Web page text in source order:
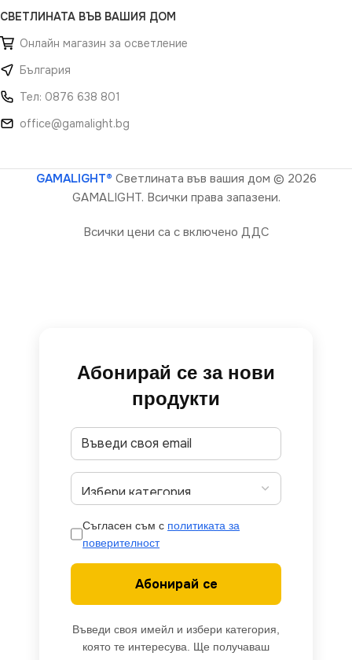
СВЕТЛИНАТА ВЪВ ВАШИЯ ДОМ
Онлайн магазин за осветление
България
Тел: 0876 638 801
office@gamalight.bg
GAMALIGHT® Светлината във вашия дом © 2026
GAMALIGHT. Всички права запазени.
Всички цени са с включено ДДС
Абонирай се за нови
продукти
Съгласен съм с политиката за
поверителност
Абонирай се
Въведи своя имейл и избери категория,
която те интересува. Ще получаваш